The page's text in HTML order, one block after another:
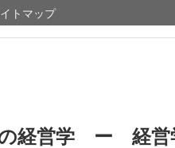
トマップ
経営学 ー 経営